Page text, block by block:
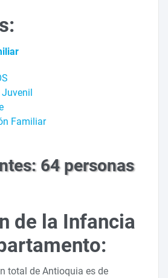
Familiar
64 personas
de la Infancia
total de Antioquia es de